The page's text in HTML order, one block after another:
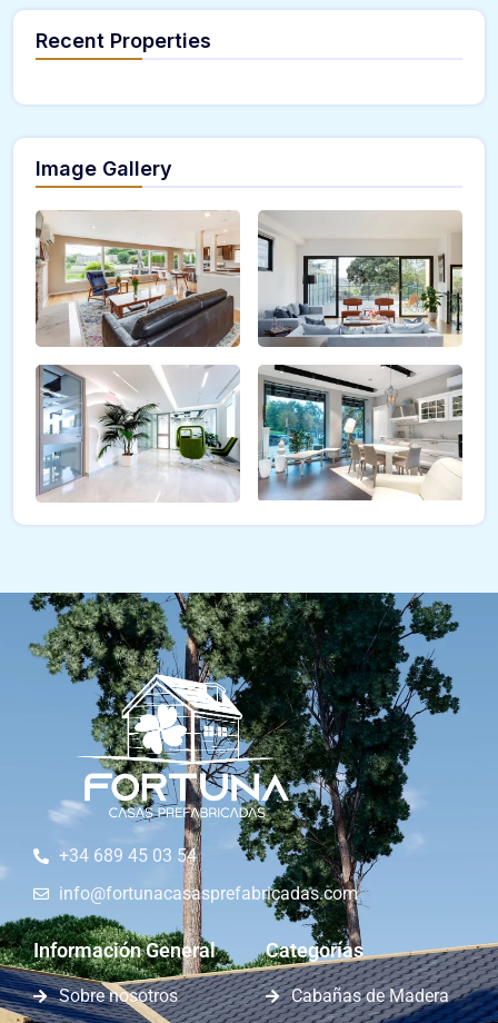
Recent Properties
Image Gallery
+34 689 45 03 54
info@fortunacasasprefabricadas.com
Información General
Sobre nosotros
Categorías
Cabañas de Madera